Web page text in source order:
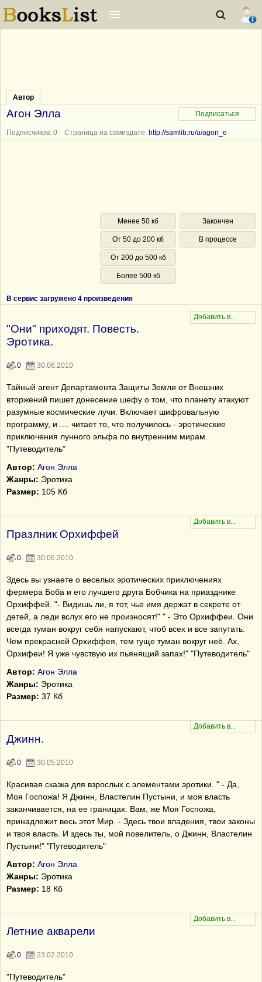
Автор
Агон Элла
Подписчиков: 0 Страница на самиздате: http://samlib.ru/a/agon_e
Менее 50 кб
От 50 до 200 кб
От 200 до 500 кб
Более 500 кб
Закончен
В процессе
В сервис загружено 4 произведения
"Они" приходят. Повесть.
Эротика.
0 30.06.2010
Тайный агент Департамента Защиты Земли от Внешних
вторжений пишет донесение шефу о том, что планету атакуют
разумные космические лучи. Включает шифровальную
программу, и .... читает то, что получилось - эротические
приключения лунного эльфа по внутренним мирам.
"Путеводитель"
Автор: Агон Элла
Жанры: Эротика
Размер: 105 Кб
Празлник Орхиффей
0 30.06.2010
Здесь вы узнаете о веселых эротических приключениях
фермера Боба и его лучшего друга Бобчика на приазднике
Орхиффей. "- Видишь ли, я тот, чье имя держат в секрете от
детей, а леди вслух его не произносят!" " - Это Орхиффеи. Они
всегда туман вокруг себя напускают, чтоб всех и все запутать.
Чем прекрасней Орхиффея, тем гуще туман вокруг неё. Ах,
Орхифеи! Я уже чувствую их пьянящий запах!" "Путеводитель"
Автор: Агон Элла
Жанры: Эротика
Размер: 37 Кб
Джинн.
0 30.05.2010
Красивая сказка для взрослых с элементами эротики. " - Да,
Моя Госпожа! Я Джинн, Властелин Пустыни, и моя власть
заканчивается, на ее границах. Вам, же Моя Госпожа,
принадлежит весь этот Мир. - Здесь твои владения, твои законы
и твоя власть. И здесь ты, мой повелитель, о Джинн, Властелин
Пустыни!" "Путеводитель"
Автор: Агон Элла
Жанры: Эротика
Размер: 18 Кб
Летние акварели
0 23.02.2010
"Путеводитель"